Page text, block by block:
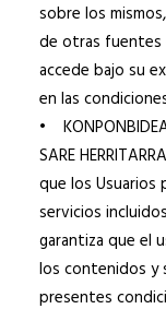
sobre los
de otras fuentes
accede bajo su
en las
•
SARE
que los Usuarios
servicios
garantiza que el
los contenidos y
presentes